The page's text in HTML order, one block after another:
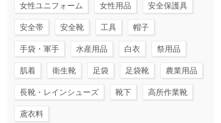
女性ユニフォーム 女性用品 安全保護具
安全帯 安全靴 工具 帽子
手袋・軍手 水産用品 白衣 祭用品
肌着 衛生靴 足袋 足袋靴 農業用品
長靴・レインシューズ 靴下 高所作業靴
鳶衣料